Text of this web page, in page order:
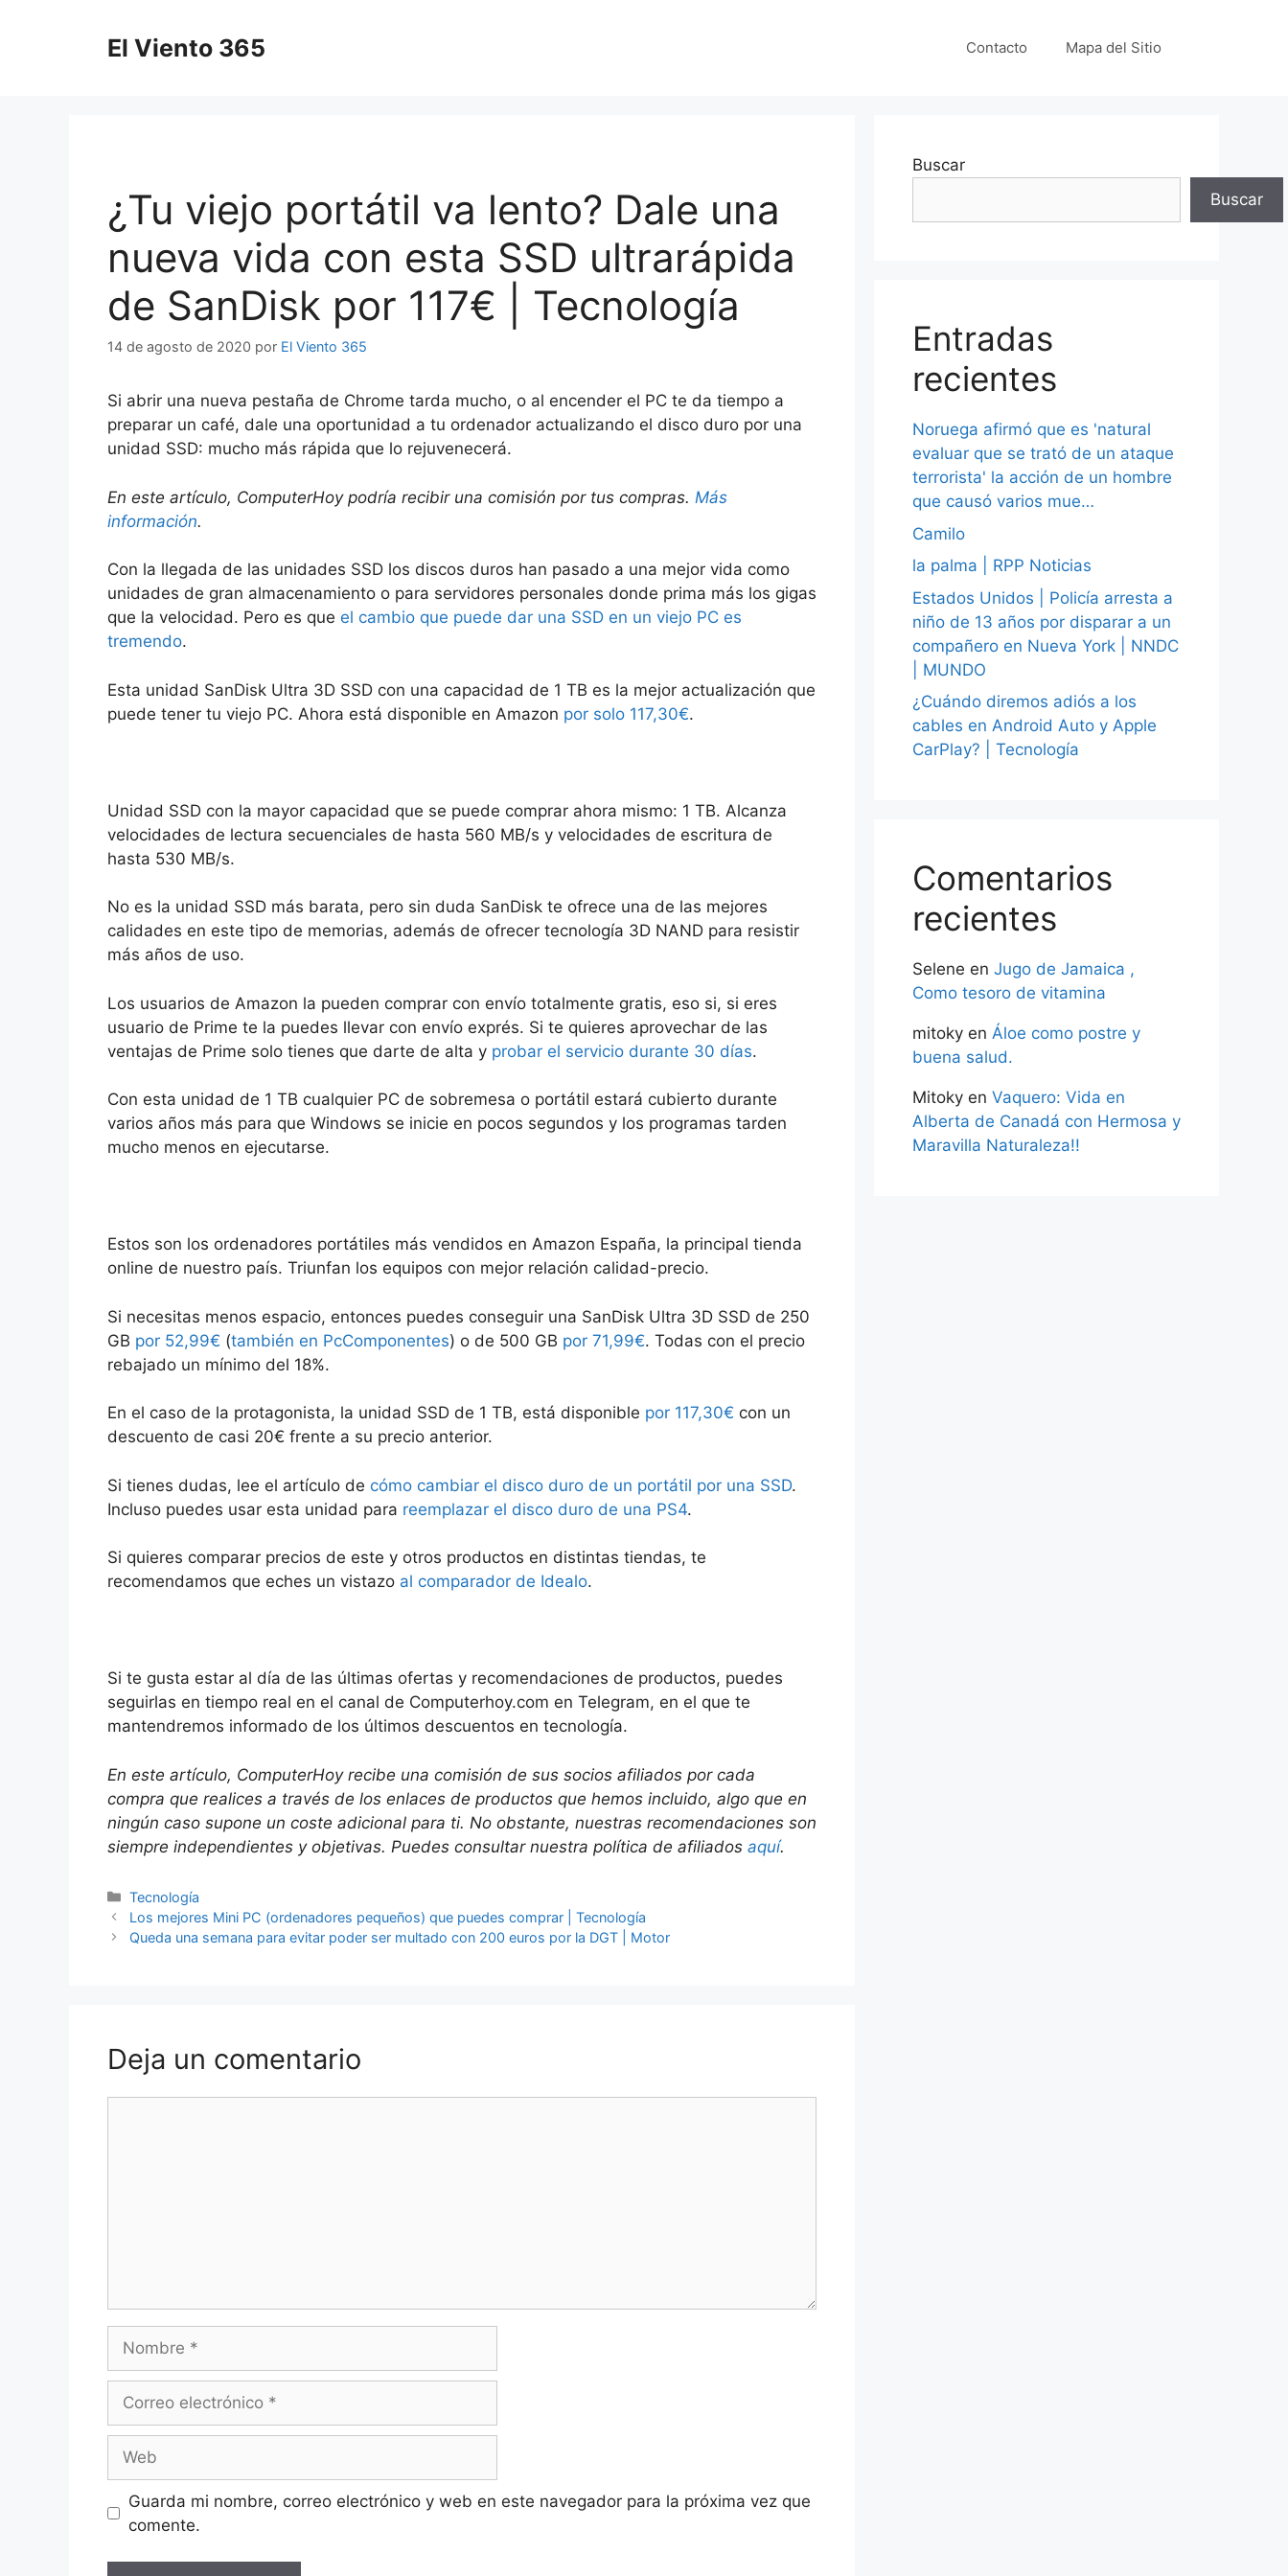
El Viento 365 Contacto Mapa del Sitio
¿Tu viejo portátil va lento? Dale una
nueva vida con esta SSD ultrarápida
de SanDisk por 117€ | Tecnología
14 de agosto de 2020 por El Viento 365
Si abrir una nueva pestaña de Chrome tarda mucho, o al encender el PC te da tiempo a
preparar un café, dale una oportunidad a tu ordenador actualizando el disco duro por una
unidad SSD: mucho más rápida que lo rejuvenecerá.
En este artículo, ComputerHoy podría recibir una comisión por tus compras. Más
información.
Con la llegada de las unidades SSD los discos duros han pasado a una mejor vida como
unidades de gran almacenamiento o para servidores personales donde prima más los gigas
que la velocidad. Pero es que el cambio que puede dar una SSD en un viejo PC es
tremendo.
Esta unidad SanDisk Ultra 3D SSD con una capacidad de 1 TB es la mejor actualización que
puede tener tu viejo PC. Ahora está disponible en Amazon por solo 117,30€.
Unidad SSD con la mayor capacidad que se puede comprar ahora mismo: 1 TB. Alcanza
velocidades de lectura secuenciales de hasta 560 MB/s y velocidades de escritura de
hasta 530 MB/s.
No es la unidad SSD más barata, pero sin duda SanDisk te ofrece una de las mejores
calidades en este tipo de memorias, además de ofrecer tecnología 3D NAND para resistir
más años de uso.
Los usuarios de Amazon la pueden comprar con envío totalmente gratis, eso si, si eres
usuario de Prime te la puedes llevar con envío exprés. Si te quieres aprovechar de las
ventajas de Prime solo tienes que darte de alta y probar el servicio durante 30 días.
Con esta unidad de 1 TB cualquier PC de sobremesa o portátil estará cubierto durante
varios años más para que Windows se inicie en pocos segundos y los programas tarden
mucho menos en ejecutarse.
Estos son los ordenadores portátiles más vendidos en Amazon España, la principal tienda
online de nuestro país. Triunfan los equipos con mejor relación calidad-precio.
Si necesitas menos espacio, entonces puedes conseguir una SanDisk Ultra 3D SSD de 250
GB por 52,99€ (también en PcComponentes) o de 500 GB por 71,99€. Todas con el precio
rebajado un mínimo del 18%.
En el caso de la protagonista, la unidad SSD de 1 TB, está disponible por 117,30€ con un
descuento de casi 20€ frente a su precio anterior.
Si tienes dudas, lee el artículo de cómo cambiar el disco duro de un portátil por una SSD.
Incluso puedes usar esta unidad para reemplazar el disco duro de una PS4.
Si quieres comparar precios de este y otros productos en distintas tiendas, te
recomendamos que eches un vistazo al comparador de Idealo.
Si te gusta estar al día de las últimas ofertas y recomendaciones de productos, puedes
seguirlas en tiempo real en el canal de Computerhoy.com en Telegram, en el que te
mantendremos informado de los últimos descuentos en tecnología.
En este artículo, ComputerHoy recibe una comisión de sus socios afiliados por cada
compra que realices a través de los enlaces de productos que hemos incluido, algo que en
ningún caso supone un coste adicional para ti. No obstante, nuestras recomendaciones son
siempre independientes y objetivas. Puedes consultar nuestra política de afiliados aquí.
Categorías
Tecnología
Los mejores Mini PC (ordenadores pequeños) que puedes comprar | Tecnología
Queda una semana para evitar poder ser multado con 200 euros por la DGT | Motor
Deja un comentario
electrónico
Guarda mi nombre, correo electrónico y web en este navegador para la próxima vez que
comente.
Buscar
Buscar
Entradas
recientes
Noruega afirmó que es 'natural
evaluar que se trató de un ataque
terrorista' la acción de un hombre
que causó varios mue…
Camilo
la palma | RPP Noticias
Estados Unidos | Policía arresta a
niño de 13 años por disparar a un
compañero en Nueva York | NNDC
| MUNDO
¿Cuándo diremos adiós a los
cables en Android Auto y Apple
CarPlay? | Tecnología
Comentarios
recientes
Selene en Jugo de Jamaica ,
Como tesoro de vitamina
mitoky en Áloe como postre y
buena salud.
Mitoky en Vaquero: Vida en
Alberta de Canadá con Hermosa y
Maravilla Naturaleza!!